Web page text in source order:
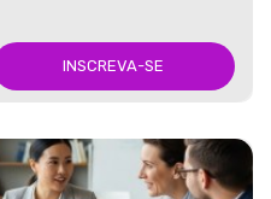
INSCREVA-SE